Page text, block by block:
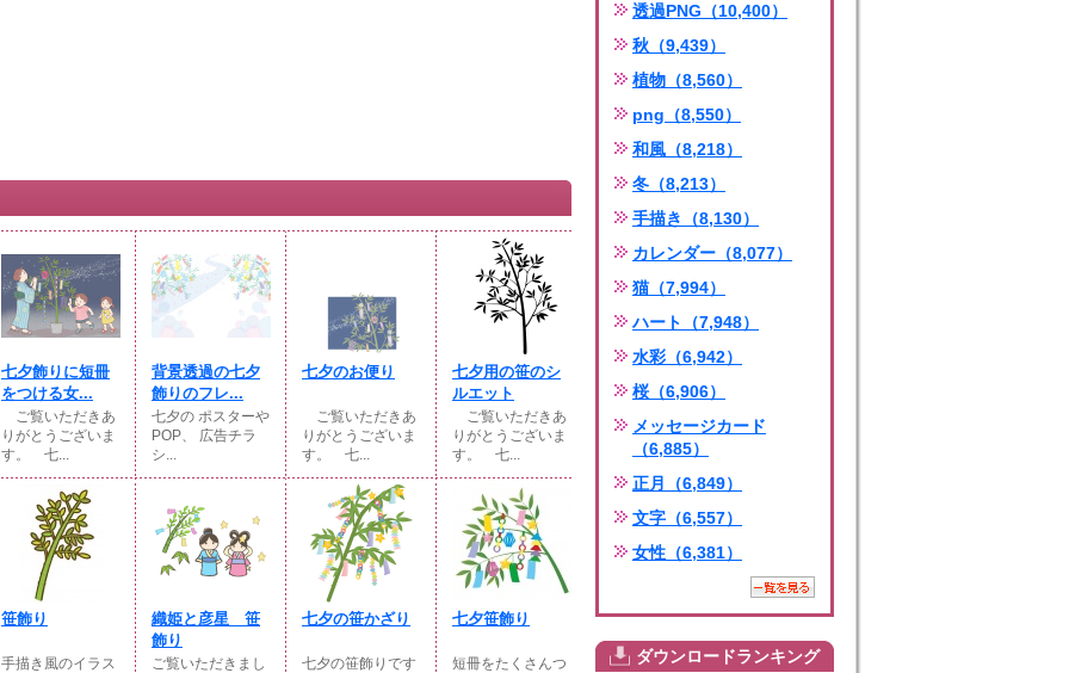
七夕飾りに短冊
をつける女...
ご覧いただきあ
りがとうございま
す。 七...
背景透過の七夕
飾りのフレ...
七夕の ポスターや
POP、 広告チラ
シ...
七夕のお便り
ご覧いただきあ
りがとうございま
す。 七...
七夕用の笹のシ
ルエット
ご覧いただきあ
りがとうございま
す。 七...
笹飾り
手描き風のイラス
織姫と彦星 笹
飾り
ご覧いただきまし
七夕の笹かざり
七夕の笹飾りです
七夕笹飾り
短冊をたくさんつ
透過PNG（10,400）
秋（9,439）
植物（8,560）
png（8,550）
和風（8,218）
冬（8,213）
手描き（8,130）
カレンダー（8,077）
猫（7,994）
ハート（7,948）
水彩（6,942）
桜（6,906）
メッセージカード
（6,885）
正月（6,849）
文字（6,557）
女性（6,381）
ダウンロードランキング